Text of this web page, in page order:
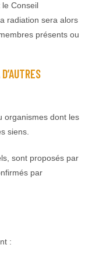
Conseil
radiation sera alors
présents ou
organismes dont les
siens.
sont proposés par
par
: